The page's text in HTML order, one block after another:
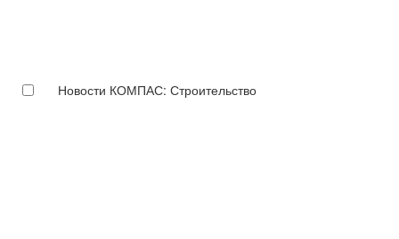
Новости КОМПАС: Строительство